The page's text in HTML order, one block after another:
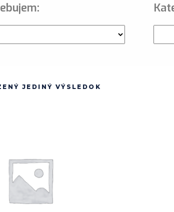
JEDINÝ VÝSLEDOK